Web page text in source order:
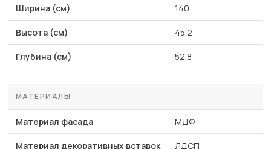
Ширина (см) 140
Высота (см) 45.2
Глубина (см) 52.8
МАТЕРИАЛЫ
Материал фасада МДФ
Материал декоративных вставок ЛДСП